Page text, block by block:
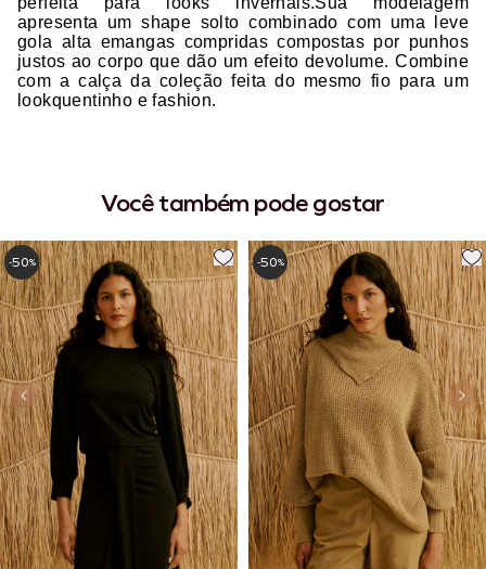
apresenta um shape solto combinado com uma leve
gola alta emangas compridas compostas por punhos
justos ao corpo que dão um efeito devolume. Combine
com a calça da coleção feita do mesmo fio para um
lookquentinho e fashion.
Você também pode gostar
-50% -50%